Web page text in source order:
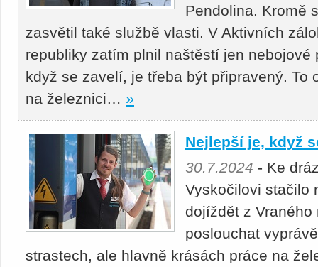
Pendolina. Kromě
zasvětil také službě vlasti. V Aktivních
republiky zatím plnil naštěstí jen
když se zavelí, je třeba být připravený. To
na železnici… »
Nejlepší je, když
30.7.2024 - Ke
Vyskočilovi stačilo
dojíždět z Vraného
poslouchat
strastech, ale hlavně krásách práce na